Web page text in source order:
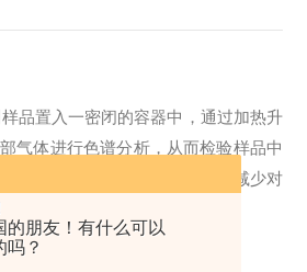
的朋友！有什么可以
吗？
品置入一密闭的容器中，通过加热升
气体进行色谱分析，从而检验样品中
有机溶剂对分析造成的干扰、减少对